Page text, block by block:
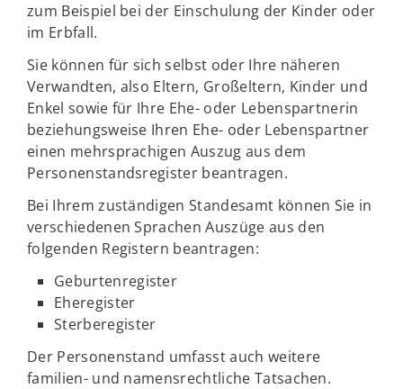
zum Beispiel bei der Einschulung der Kinder oder
im Erbfall.
Sie können für sich selbst oder Ihre näheren
Verwandten, also Eltern, Großeltern, Kinder und
Enkel sowie für Ihre Ehe- oder Lebenspartnerin
beziehungsweise Ihren Ehe- oder Lebenspartner
einen mehrsprachigen Auszug aus dem
Personenstandsregister beantragen.
Bei Ihrem zuständigen Standesamt können Sie in
verschiedenen Sprachen Auszüge aus den
folgenden Registern beantragen:
Geburtenregister
Eheregister
Sterberegister
Der Personenstand umfasst auch weitere
familien- und namensrechtliche Tatsachen.